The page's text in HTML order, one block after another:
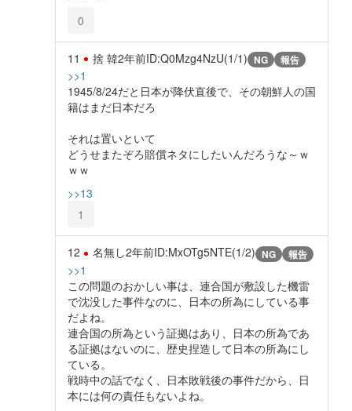
0
11 捨 韓2年前ID:Q0Mzg4NzU(1/1) NG 報告
>>1
1945/8/24だと日本が降伏直後で、その朝鮮人の国
籍はまだ日本だろ
それは置いといて
どうせまたぞろ賠償ネタにしたいんだろうな～ｗ
ｗｗ
>>13
1
12 名無し2年前ID:MxOTg5NTE(1/2) NG 報告
>>1
この問題のおかしい事は、連合国が敷設した機雷
で沈没した事件なのに、日本の所為にしている事
だよね。
連合国の所為という証拠はあり、日本の所為であ
る証拠はないのに、歴史捏造して日本の所為にし
ている。
戦時中の話でなく、日本敗戦後の事件だから、日
本には何の責任もないよね。